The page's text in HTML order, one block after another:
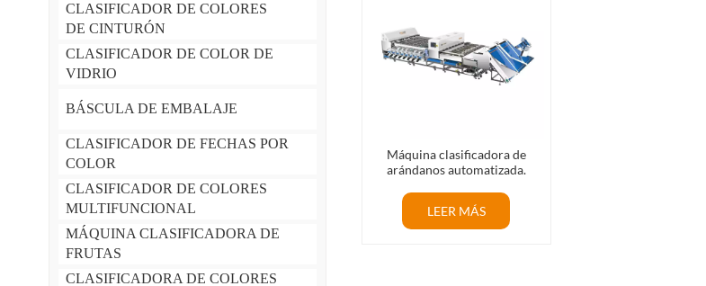
CLASIFICADOR DE COLORES
DE CINTURÓN
CLASIFICADOR DE COLOR DE
VIDRIO
BÁSCULA DE EMBALAJE
CLASIFICADOR DE FECHAS POR
COLOR
CLASIFICADOR DE COLORES
MULTIFUNCIONAL
MÁQUINA CLASIFICADORA DE
FRUTAS
CLASIFICADORA DE COLORES
Máquina clasificadora de
arándanos automatizada.
arándanos basada en IA con
aprendizaje profundo.
LEER MÁS